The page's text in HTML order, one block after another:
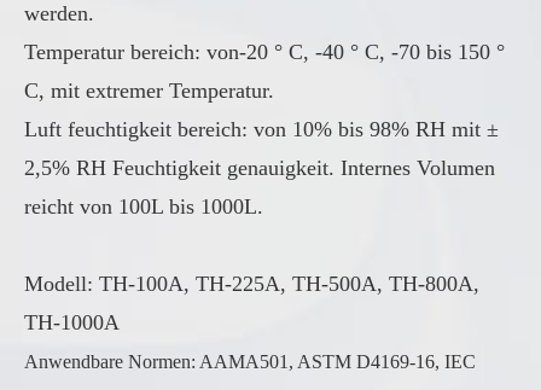
werden.
Temperatur bereich: von-20 ° C, -40 ° C, -70 bis 150 °
C, mit extremer Temperatur.
Luft feuchtigkeit bereich: von 10% bis 98% RH mit ±
2,5% RH Feuchtigkeit genauigkeit. Internes Volumen
reicht von 100L bis 1000L.
Modell: TH-100A, TH-225A, TH-500A, TH-800A,
TH-1000A
Anwendbare Normen: AAMA501, ASTM D4169-16, IEC